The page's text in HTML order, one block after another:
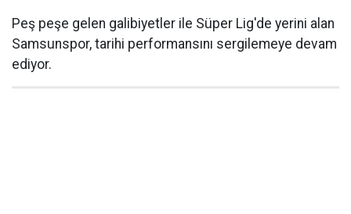
Peş peşe gelen galibiyetler ile Süper Lig'de yerini alan
Samsunspor, tarihi performansını sergilemeye devam
ediyor.